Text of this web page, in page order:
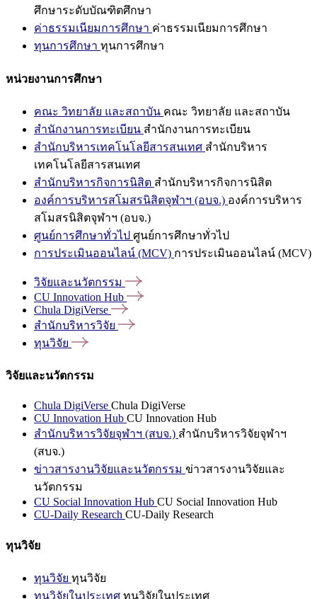
ศึกษาระดับบัณฑิตศึกษา
ค่าธรรมเนียมการศึกษา ค่าธรรมเนียมการศึกษา
ทุนการศึกษา ทุนการศึกษา
หน่วยงานการศึกษา
คณะ วิทยาลัย และสถาบัน คณะ วิทยาลัย และสถาบัน
สำนักงานการทะเบียน สำนักงานการทะเบียน
สำนักบริหารเทคโนโลยีสารสนเทศ สำนักบริหาร
เทคโนโลยีสารสนเทศ
สำนักบริหารกิจการนิสิต สำนักบริหารกิจการนิสิต
องค์การบริหารสโมสรนิสิตจุฬาฯ (อบจ.) องค์การบริหาร
สโมสรนิสิตจุฬาฯ (อบจ.)
ศูนย์การศึกษาทั่วไป ศูนย์การศึกษาทั่วไป
การประเมินออนไลน์ (MCV) การประเมินออนไลน์ (MCV)
วิจัยและนวัตกรรม
CU Innovation Hub
Chula DigiVerse
สำนักบริหารวิจัย
ทุนวิจัย
วิจัยและนวัตกรรม
Chula DigiVerse Chula DigiVerse
CU Innovation Hub CU Innovation Hub
สำนักบริหารวิจัยจุฬาฯ (สบจ.) สำนักบริหารวิจัยจุฬาฯ
(สบจ.)
ข่าวสารงานวิจัยและนวัตกรรม ข่าวสารงานวิจัยและ
นวัตกรรม
CU Social Innovation Hub CU Social Innovation Hub
CU-Daily Research CU-Daily Research
ทุนวิจัย
ทุนวิจัย ทุนวิจัย
ทุนวิจัยในประเทศ ทุนวิจัยในประเทศ